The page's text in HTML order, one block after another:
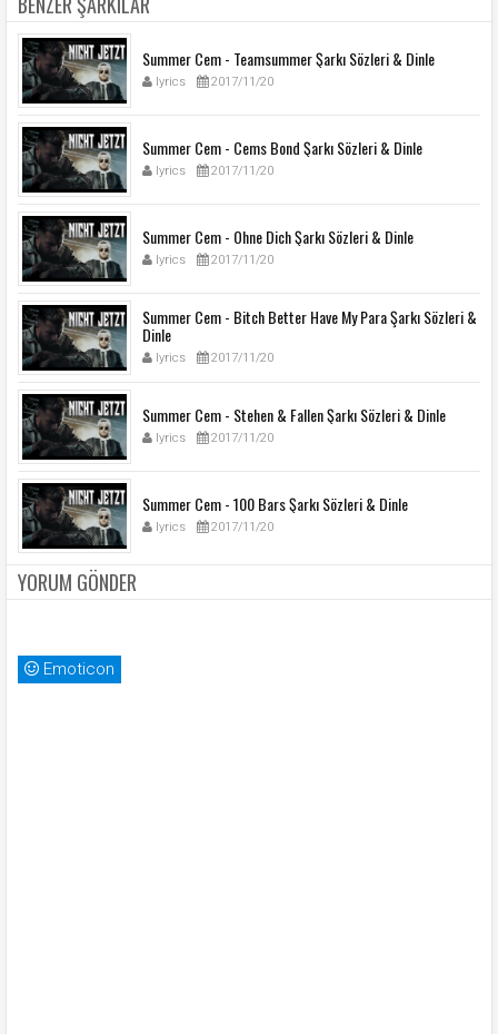
Summer Cem - Teamsummer Şarkı Sözleri & Dinle
lyrics 2017/11/20
Summer Cem - Cems Bond Şarkı Sözleri & Dinle
lyrics 2017/11/20
Summer Cem - Ohne Dich Şarkı Sözleri & Dinle
lyrics 2017/11/20
Summer Cem - Bitch Better Have My Para Şarkı Sözleri &
Dinle
lyrics 2017/11/20
Summer Cem - Stehen & Fallen Şarkı Sözleri & Dinle
lyrics 2017/11/20
Summer Cem - 100 Bars Şarkı Sözleri & Dinle
lyrics 2017/11/20
YORUM GÖNDER
Emoticon